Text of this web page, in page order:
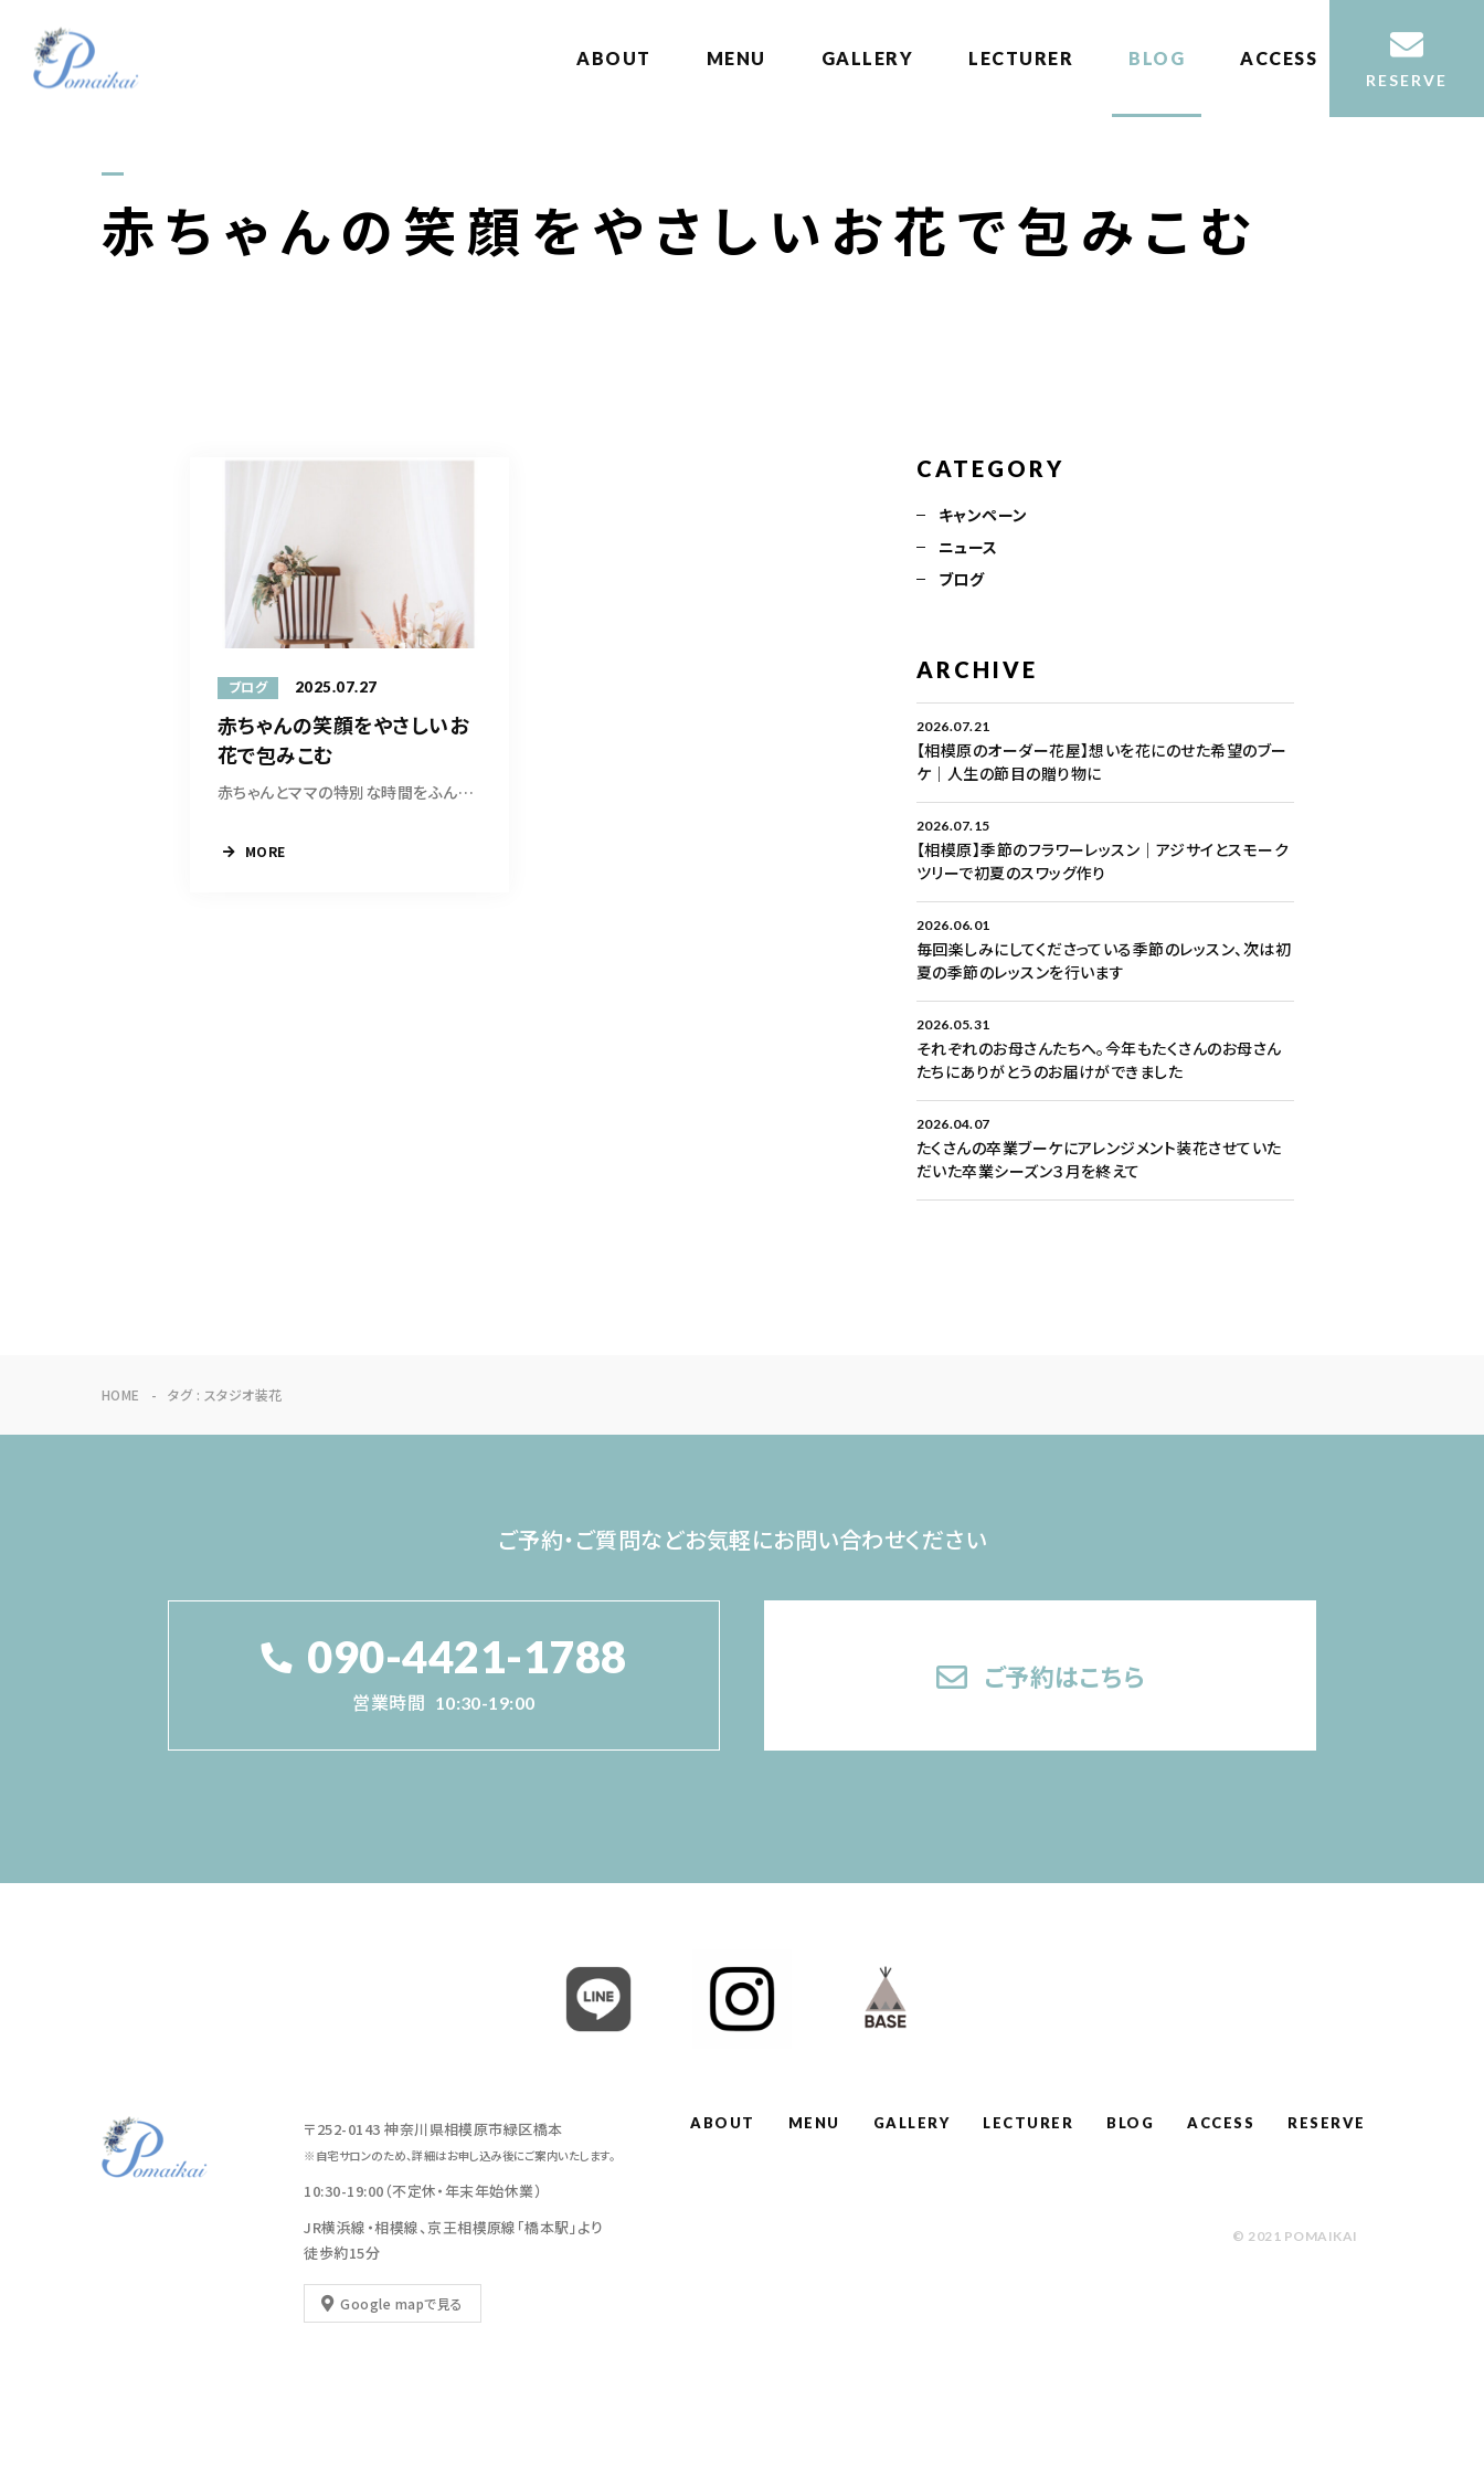
ABOUT MENU GALLERY LECTURER BLOG ACCESS
RESERVE
赤ちゃんの笑顔をやさしいお花で包みこむ
ブログ 2025.07.27
赤ちゃんの笑顔をやさしいお
花で包みこむ
赤ちゃんとママの特別な時間をふんわり包みこむ...
MORE
CATEGORY
キャンペーン
ニュース
ブログ
ARCHIVE
2026.07.21
【相模原のオーダー花屋】想いを花にのせた希望のブー
ケ｜人生の節目の贈り物に
2026.07.15
【相模原】季節のフラワーレッスン｜アジサイとスモーク
ツリーで初夏のスワッグ作り
2026.06.01
毎回楽しみにしてくださっている季節のレッスン、次は初
夏の季節のレッスンを行います
2026.05.31
それぞれのお母さんたちへ。今年もたくさんのお母さん
たちにありがとうのお届けができました
2026.04.07
たくさんの卒業ブーケにアレンジメント装花させていた
だいた卒業シーズン３月を終えて
HOME タグ : スタジオ装花
ご予約・ご質問などお気軽にお問い合わせください
090-4421-1788
営業時間 10:30-19:00
ご予約はこちら
〒252-0143 神奈川県相模原市緑区橋本
※自宅サロンのため、詳細はお申し込み後にご案内いたします。
10:30-19:00（不定休・年末年始休業）
JR横浜線・相模線、京王相模原線「橋本駅」より
徒歩約15分
Google mapで見る
ABOUT MENU GALLERY LECTURER BLOG ACCESS RESERVE
© 2021 POMAIKAI